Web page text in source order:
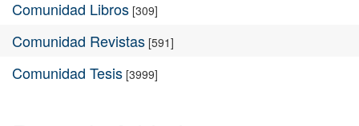
Comunidad Libros [309]
Comunidad Revistas [591]
Comunidad Tesis [3999]